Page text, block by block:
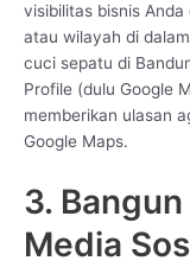
visibilitas bisnis
atau wilayah di
cuci sepatu di
Profile (dulu Google
memberikan ulasan
Google Maps.
3.
Media